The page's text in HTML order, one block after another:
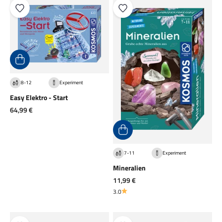
8-12 Experiment
Easy Elektro - Start
Angebot
64,99 €
7-11 Experiment
Mineralien
Angebot
11,99 €
3.0